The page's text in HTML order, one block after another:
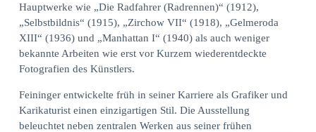
Hauptwerke wie „Die Radfahrer (Radrennen)“ (1912),
„Selbstbildnis“ (1915), „Zirchow VII“ (1918), „Gelmeroda
XIII“ (1936) und „Manhattan I“ (1940) als auch weniger
bekannte Arbeiten wie erst vor Kurzem wiederentdeckte
Fotografien des Künstlers.
Feininger entwickelte früh in seiner Karriere als Grafiker und
Karikaturist einen einzigartigen Stil. Die Ausstellung
beleuchtet neben zentralen Werken aus seiner frühen